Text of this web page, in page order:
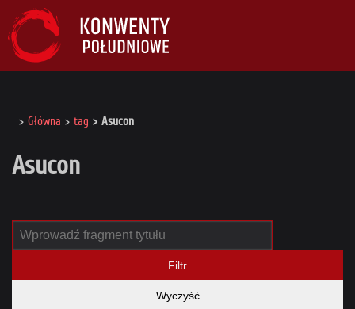
Główna tag Asucon
Asucon
Filtr
Wyczyść